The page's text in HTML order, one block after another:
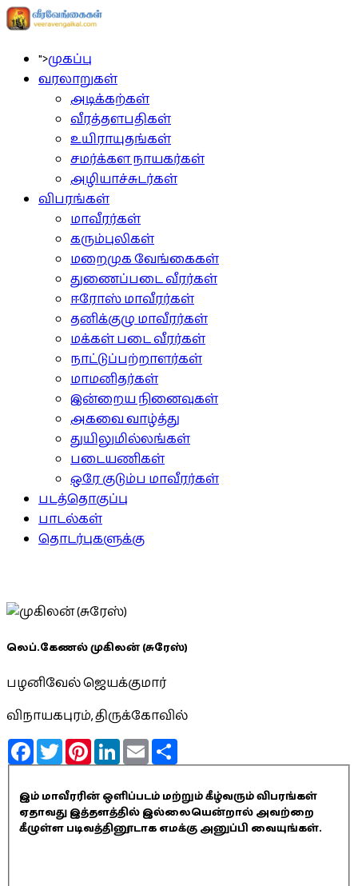
">முகப்பு
வரலாறுகள்
அடிக்கற்கள்
வீரத்தளபதிகள்
உயிராயுதங்கள்
சமர்க்கள நாயகர்கள்
அழியாச்சுடர்கள்
விபரங்கள்
மாவீரர்கள்
கரும்புலிகள்
மறைமுக வேங்கைகள்
துணைப்படை வீரர்கள்
ஈரோஸ் மாவீரர்கள்
தனிக்குழு மாவீரர்கள்
மக்கள் படை வீரர்கள்
நாட்டுப்பற்றாளர்கள்
மாமனிதர்கள்
இன்றைய நினைவுகள்
அகவை வாழ்த்து
துயிலுமில்லங்கள்
படையணிகள்
ஒரே குடும்ப மாவீரர்கள்
படத்தொகுப்பு
பாடல்கள்
தொடர்புகளுக்கு
லெப்.கேணல் முகிலன் (சுரேஸ்)
பழனிவேல் ஜெயக்குமார்
விநாயகபுரம், திருக்கோவில்
FacebookTwitterPinterestLinkedInEmail
இம் மாவீரரின் ஒளிப்படம் மற்றும் கீழ்வரும் விபரங்கள்
ஏதாவது இத்தளத்தில் இல்லையென்றால் அவற்றை
கீழுள்ள படிவத்தினூடாக எமக்கு அனுப்பி வையுங்கள்.